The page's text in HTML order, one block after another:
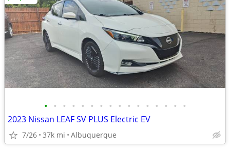
• • • • • • • • • • • • • • • •
2023 Nissan LEAF SV PLUS Electric EV
7/26 37k mi Albuquerque